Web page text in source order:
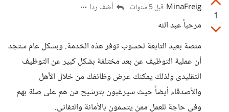
1
MinaFreig قبل 5 سنوات أضف ردا
مرحباً عبد الله
منصة بعيد التابعة لحسوب توفر هذه الخدمة. وبشكل عام ستجد
أن عملية التوظيف عن بعد مختلفة بشكل كبير عن التوظيف
التقليدى ولذلك يمكنك عرض وظائفك من خلال الأهل
والأصدقاء أيضاً حيث سيرغبون بترشيح من هم على صلة بهم
وفى حاجة للعمل ممن يتسمون بالأمانة والتفانى.